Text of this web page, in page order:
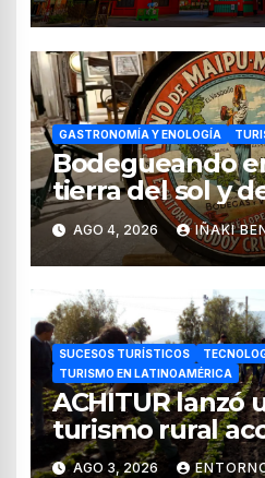
de 2026
GASTRONOMÍA Y ENOLOGÍA
Bodegueando
tierra del sol y
AGO 4, 2026 IÑAKI
SUCESOS TURÍSTICOS
TURISMO EN LATINOAMÉRICA
ACHITUR lanzó
turismo rural
través de
AGO 3, 2026